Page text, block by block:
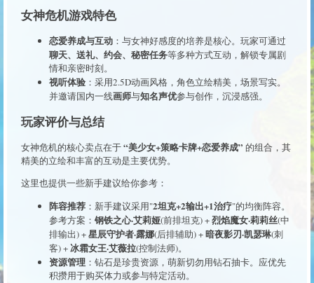
女神危机游戏特色
恋爱养成与互动 ：与女神好感度的培养是核心。玩家可通过
聊天、送礼、约会、秘密任务等多种方式互动，解锁专属剧
情和亲密时刻。
视听体验 ：采用2.5D动画风格，角色立绘精美，场景写实。
并邀请国内一线画师与知名声优参与创作，沉浸感强。
玩家评价与总结
女神危机的核心卖点在于“美少女+策略卡牌+恋爱养成” 的组合，其
精美的立绘和丰富的互动是主要优势。
这里也提供一些新手建议给你参考：
阵容推荐 ：新手建议采用"2坦克+2输出+1治疗"的均衡阵容。
参考方案： 钢铁之心·艾莉娅(前排坦克) +烈焰魔女·莉莉丝(中
排输出) +星辰守护者·露娜(后排辅助) +暗夜影刃·凯瑟琳(刺
客) +冰霜女王·艾薇拉(控制法师)。
资源管理 ：钻石是珍贵资源，萌新切勿用钻石抽卡。应优先
积攒用于购买体力或参与特定活动。